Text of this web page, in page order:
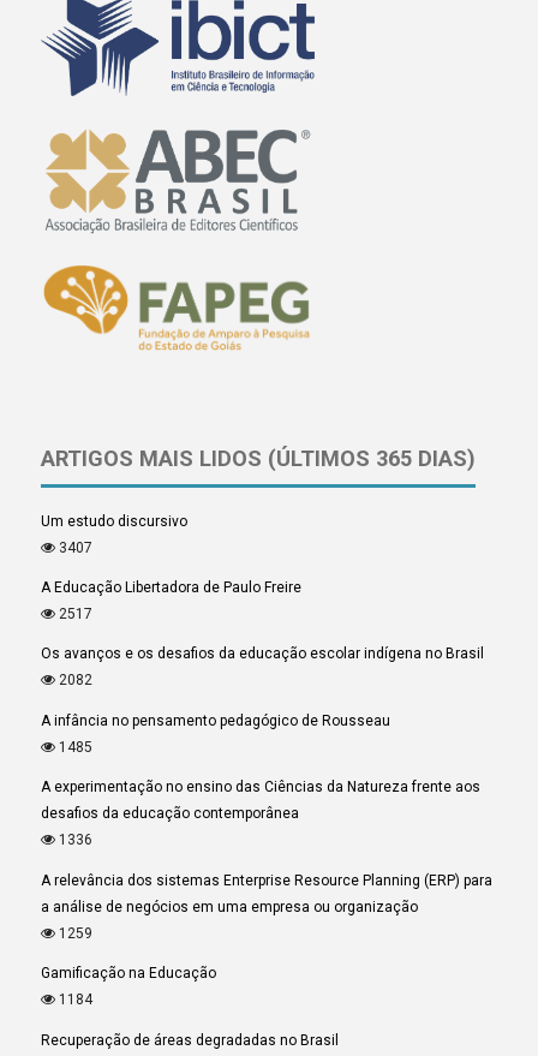
ARTIGOS MAIS LIDOS (ÚLTIMOS 365 DIAS)
Um estudo discursivo
3407
A Educação Libertadora de Paulo Freire
2517
Os avanços e os desafios da educação escolar indígena no Brasil
2082
A infância no pensamento pedagógico de Rousseau
1485
A experimentação no ensino das Ciências da Natureza frente aos
desafios da educação contemporânea
1336
A relevância dos sistemas Enterprise Resource Planning (ERP) para
a análise de negócios em uma empresa ou organização
1259
Gamificação na Educação
1184
Recuperação de áreas degradadas no Brasil